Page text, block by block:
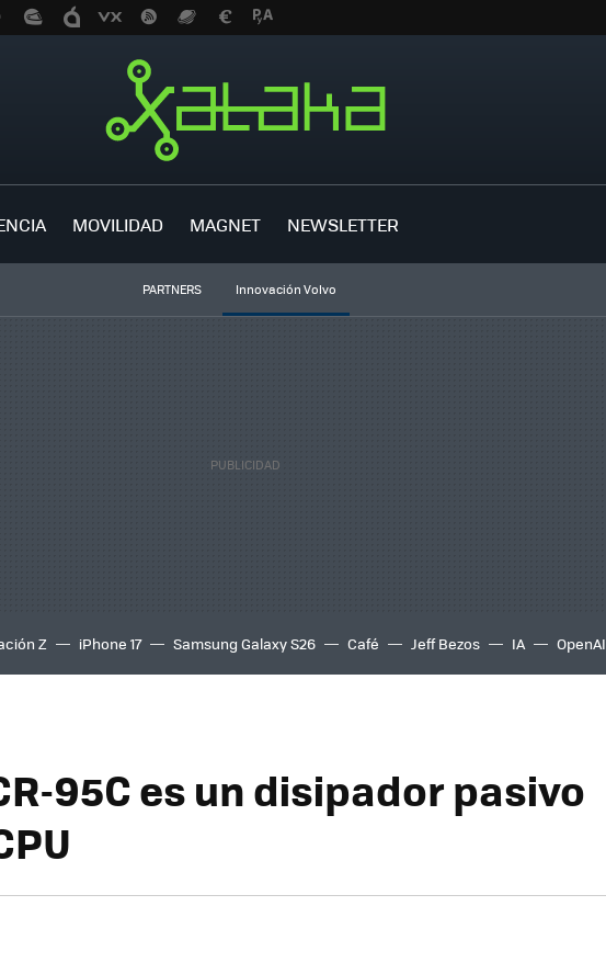
MOVILIDAD MAGNET NEWSLETTER
PARTNERS Innovación Volvo
Z iPhone 17 Samsung Galaxy S26 Café Jeff Bezos IA OpenAI
95C es un disipador pasivo